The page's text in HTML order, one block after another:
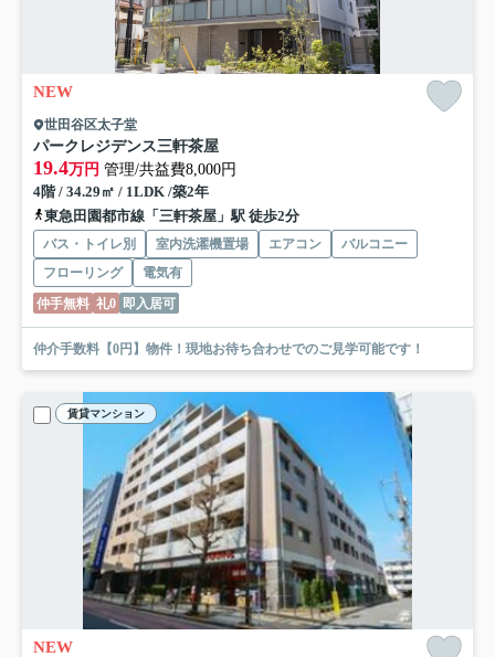
NEW
世田谷区太子堂
パークレジデンス三軒茶屋
19.4万円 管理/共益費8,000円
4階 / 34.29㎡ / 1LDK /築2年
東急田園都市線「三軒茶屋」駅 徒歩2分
バス・トイレ別 室内洗濯機置場 エアコン
バルコニー
フローリング
電気有
仲手無料 礼0 即入居可
仲介手数料【0円】物件！現地お待ち合わせでのご見学可能です！
賃貸マンション
NEW